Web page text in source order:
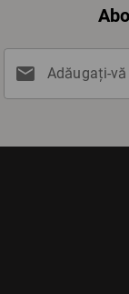
mail Adăugați-